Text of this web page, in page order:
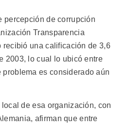
percepción de corrupción
Transparencia
recibió una calificación de 3,6
2003, lo cual lo ubicó entre
problema es considerado aún
de esa organización, con
afirman que entre